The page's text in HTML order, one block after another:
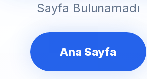
Sayfa Bulunamadı
Ana Sayfa